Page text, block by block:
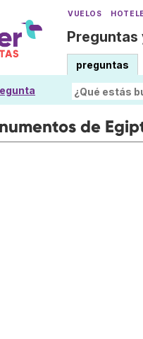
VUELOS
Preguntas
preguntas
de